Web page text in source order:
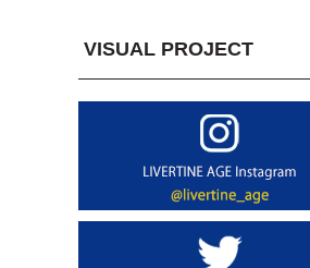
VISUAL PROJECT